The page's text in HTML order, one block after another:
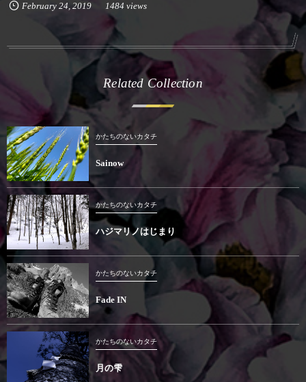
February 24, 2019 1484 views
Related Collection
かたちのないカタチ
Sainow
かたちのないカタチ
ハジマリノはじまり
かたちのないカタチ
Fade IN
かたちのないカタチ
月の雫